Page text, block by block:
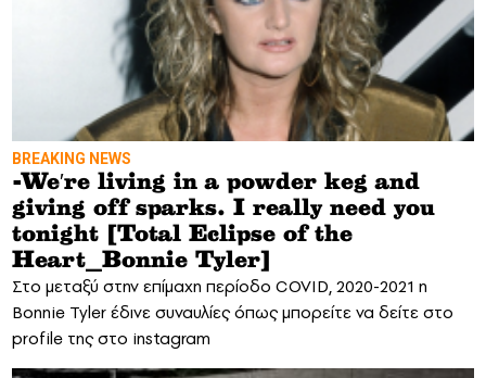
BREAKING NEWS
-We′re living in a powder keg and
giving off sparks. I really need you
tonight [Total Eclipse of the
Heart_Bonnie Tyler]
Στο μεταξύ στην επίμαχη περίοδο COVID, 2020-2021 η
Bonnie Tyler έδινε συναυλίες όπως μπορείτε να δείτε στο
profile της στο instagram